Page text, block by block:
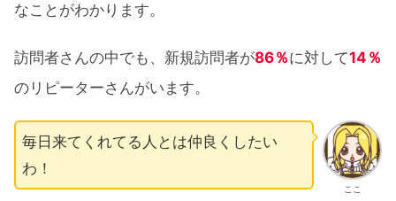
なことがわかります。
訪問者さんの中でも、新規訪問者が86％に対して14％
のリピーターさんがいます。
ここ
毎日来てくれてる人とは仲良くしたい
わ！